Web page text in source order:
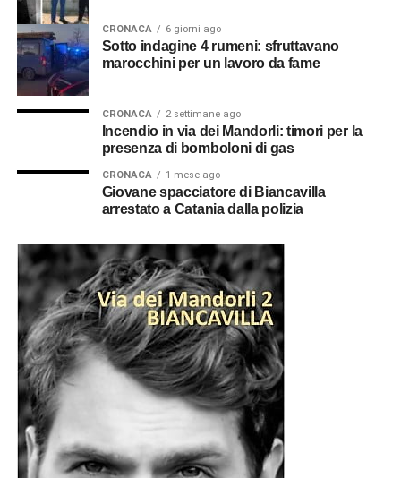
CRONACA 6 giorni ago
Sotto indagine 4 rumeni: sfruttavano
marocchini per un lavoro da fame
CRONACA 2 settimane ago
Incendio in via dei Mandorli: timori per la
presenza di bomboloni di gas
CRONACA 1 mese ago
Giovane spacciatore di Biancavilla
arrestato a Catania dalla polizia